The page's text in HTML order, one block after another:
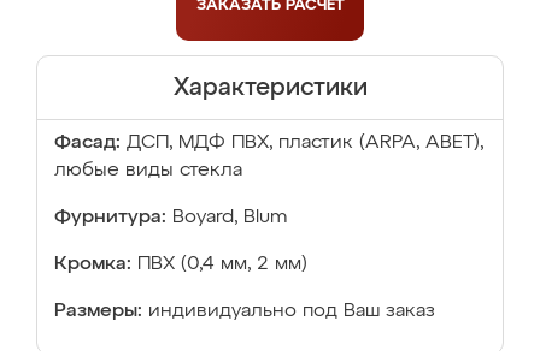
ЗАКАЗАТЬ РАСЧЁТ
Характеристики
Фасад: ДСП, МДФ ПВХ, пластик (ARPA, ABET),
любые виды стекла
Фурнитура: Boyard, Blum
Кромка: ПВХ (0,4 мм, 2 мм)
Размеры: индивидуально под Ваш заказ